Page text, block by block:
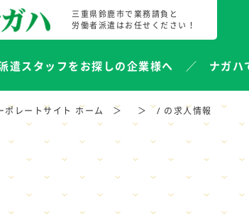
三重県鈴鹿市で業務請負と
労働者派遣はお任せください！
遣スタッフをお探しの企業様へ ナガハ
ポレートサイト ホーム / の求人情報